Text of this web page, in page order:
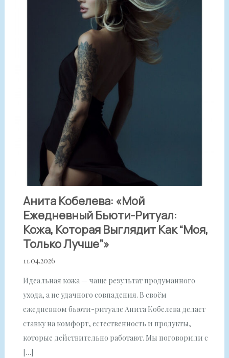
Анита Кобелева: «Мой
Ежедневный Бьюти-Ритуал:
Кожа, Которая Выглядит Как “моя,
Только Лучше”»
11.04.2026
Идеальная кожа — чаще результат продуманного
ухода, а не удачного совпадения. В своём
ежедневном бьюти-ритуале Анита Кобелева делает
ставку на комфорт, естественность и продукты,
которые действительно работают. Мы поговорили с
[…]